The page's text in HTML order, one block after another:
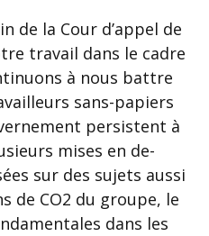
de la Cour d’appel de
travail dans le cadre
à nous battre
sans-papiers
persistent à
mises en de-
sur des sujets aussi
de CO2 du groupe, le
dans les